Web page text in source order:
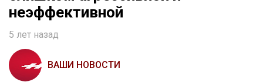
неэффективной
5 лет назад
ВАШИ НОВОСТИ